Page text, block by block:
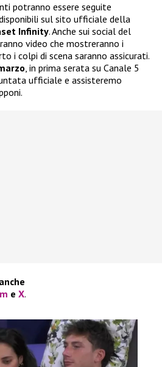
potranno essere seguite
sul sito ufficiale della
Infinity. Anche sui social del
video che mostreranno i
i colpi di scena saranno assicurati.
, in prima serata su Canale 5
ufficiale e assisteremo
anche
e X.